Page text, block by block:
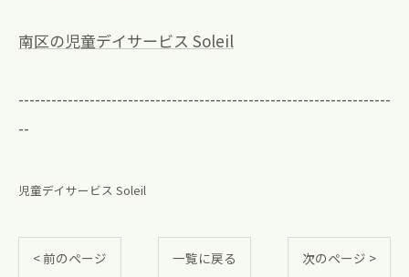
南区の児童デイサービス Soleil
--------------------------------------------------------------------
--
児童デイサービス Soleil
< 前のページ 一覧に戻る 次のページ >